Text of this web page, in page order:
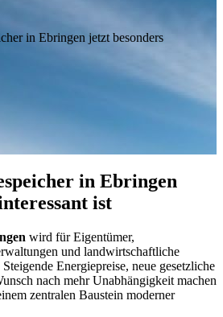
in Ebringen jetzt besonders
in Ebringen
ist
wird für Eigentümer,
und landwirtschaftliche
Energiepreise, neue gesetzliche
nach mehr Unabhängigkeit machen
zentralen Baustein moderner